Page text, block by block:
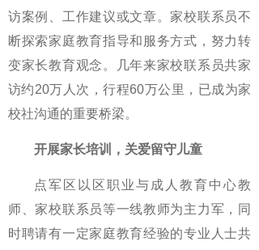
访案例、工作建议或文章。家校联系员不
断探索家庭教育指导和服务方式，努力转
变家长教育观念。几年来家校联系员共家
访约20万人次，行程60万公里，已成为家
校社沟通的重要桥梁。
开展家长培训，关爱留守儿童
点军区以区职业与成人教育中心教
师、家校联系员等一线教师为主力军，同
时聘请有一定家庭教育经验的专业人士共